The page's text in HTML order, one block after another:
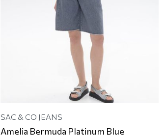
SAC & CO JEANS
Amelia Bermuda Platinum Blue